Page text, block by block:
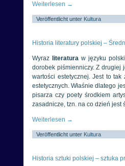
Weiterlesen →
Veröffentlicht unter Kultura
Historia literatury polskiej –
Wyraz literatura w języku
dorobek piśmienniczy. Z drugiej
wartości estetycznej. Jest to tak
estetycznych. Właśnie dlatego
pisarza czy poety środkiem
zasadnicze, tzn. na co dzień
Weiterlesen →
Veröffentlicht unter Kultura
Historia sztuki polskiej – sztuka